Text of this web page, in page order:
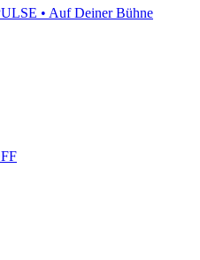
• Auf Deiner Bühne